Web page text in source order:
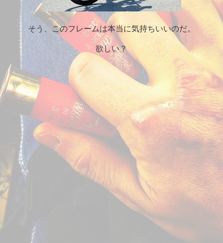
そう、このフレームは本当に気持ちいいのだ。
欲しい？